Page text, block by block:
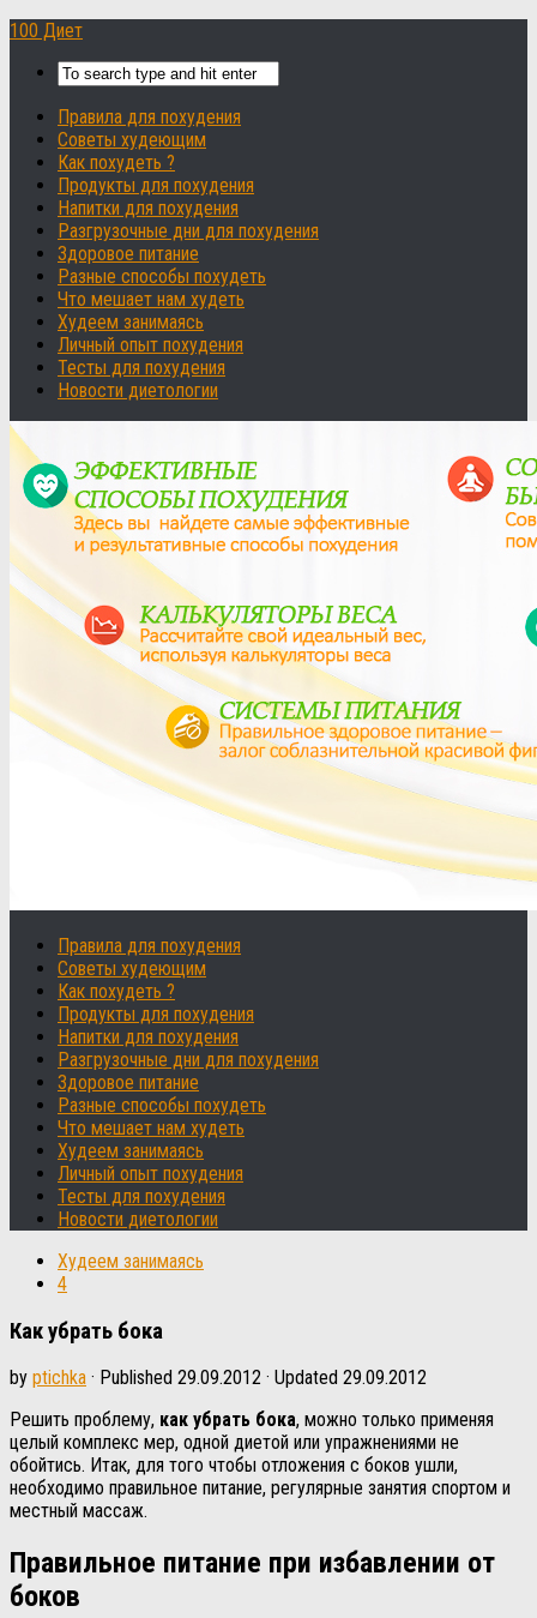
100 Диет
Правила для похудения
Советы худеющим
Как похудеть ?
Продукты для похудения
Напитки для похудения
Разгрузочные дни для похудения
Здоровое питание
Разные способы похудеть
Что мешает нам худеть
Худеем занимаясь
Личный опыт похудения
Тесты для похудения
Новости диетологии
Правила для похудения
Советы худеющим
Как похудеть ?
Продукты для похудения
Напитки для похудения
Разгрузочные дни для похудения
Здоровое питание
Разные способы похудеть
Что мешает нам худеть
Худеем занимаясь
Личный опыт похудения
Тесты для похудения
Новости диетологии
Худеем занимаясь
4
Как убрать бока
by ptichka · Published 29.09.2012 · Updated 29.09.2012
Решить проблему, как убрать бока, можно только применяя
целый комплекс мер, одной диетой или упражнениями не
обойтись. Итак, для того чтобы отложения с боков ушли,
необходимо правильное питание, регулярные занятия спортом и
местный массаж.
Правильное питание при избавлении от
боков